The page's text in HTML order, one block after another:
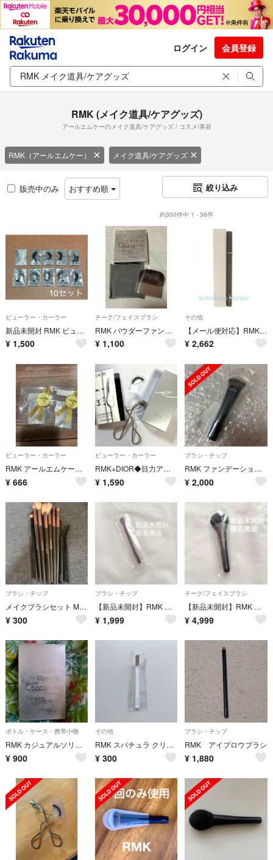
ログイン 会員登録
RMK (メイク道具/ケアグッズ)
アールエムケーのメイク道具/ケアグッズ / コスメ/美容
RMK（アールエムケー） メイク道具/ケアグッズ
販売中のみ おすすめ順 絞り込み
約300件中 1 - 36件
ビューラー・カーラー
新品未開封 RMK ビューラー 替えゴム 10セット アールエムケー 交換 未使用 アイラッシュカーラー
¥ 1,500
チーク/フェイスブラシ
RMK パウダーファンデーションブラシ
¥ 1,100
その他
【メール便対応】RMK リクイド アイブロウ ペン 01 ストーン 0.4ml
¥ 2,662
ビューラー・カーラー
RMK アールエムケー 替えゴム（アイラッシュカーラー用) 2個入×2
¥ 666
ビューラー・カーラー
RMK+DIOR◆目力アップセット/マスカラ下地/アイラッシュカーラー
¥ 1,590
ブラシ・チップ
RMK ファンデーションブラシ
¥ 2,000
ブラシ・チップ
メイクブラシセット MAANGE RMK SHISEIDO
¥ 300
ブラシ・チップ
【新品未開封】RMK アイシャドウブラシ メイクブラシ
¥ 1,999
チーク/フェイスブラシ
【新品未開封】RMK フェイスパウダーブラシ メイクブラシ
¥ 4,999
ボトル・ケース・携帯小物
RMK カジュアルソリッドファンデーション ケース
¥ 900
その他
RMK スパチュラ クリーム ファンデーション クレンジング
¥ 300
ブラシ・チップ
RMK アイブロウブラシ
¥ 1,880